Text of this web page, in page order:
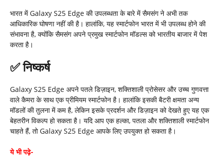
भारत में Galaxy S25 Edge की उपलब्धता के बारे में सैमसंग ने अभी तक
आधिकारिक घोषणा नहीं की है। हालांकि, यह स्मार्टफोन भारत में भी उपलब्ध होने की
संभावना है, क्योंकि सैमसंग अपने प्रमुख स्मार्टफोन मॉडल्स को भारतीय बाजार में पेश
करता है।
✅निष्कर्ष
Galaxy S25 Edge अपने पतले डिज़ाइन, शक्तिशाली प्रोसेसर और उच्च गुणवत्ता
वाले कैमरा के साथ एक प्रीमियम स्मार्टफोन है। हालांकि इसकी बैटरी क्षमता अन्य
मॉडलों की तुलना में कम है, लेकिन इसके प्रदर्शन और डिज़ाइन को देखते हुए यह एक
बेहतरीन विकल्प हो सकता है। यदि आप एक हल्का, पतला और शक्तिशाली स्मार्टफोन
चाहते हैं, तो Galaxy S25 Edge आपके लिए उपयुक्त हो सकता है।
ये भी पढ़े-